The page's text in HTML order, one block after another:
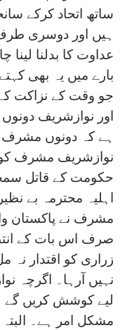
ساتھ اتحاد کرکے
ہیں اور دوسری
عداوت کا بدلنا
بارے میں یہ بھی
جو وقت کے نزاکت
اور نوازشریف
ہے کہ دونوں مشرف
نوازشریف مشرف
حکومت کے قاتل
اہلیہ محترمہ بے
مشرف نے پاکستان
صرف اس بات کے
زراری کو اقتدار نہ
نہیں آرہا۔ اگرچہ
لیے کوشش کریں گے
مشکل امر ہے۔ البتہ